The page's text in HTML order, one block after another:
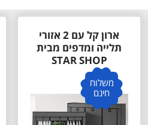
ארון קל עם 2 אזורי
תלייה ומדפים מבית
STAR SHOP
משלוח
חינם